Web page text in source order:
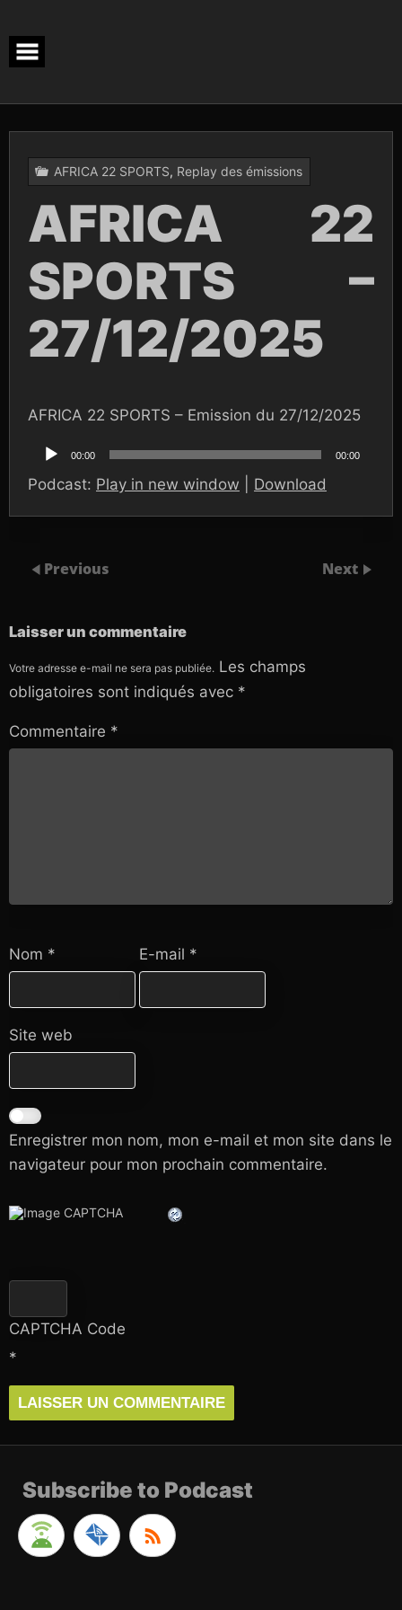
content
AFRICA 22 SPORTS, Replay des émissions
AFRICA 22
SPORTS –
27/12/2025
AFRICA 22 SPORTS – Emission du 27/12/2025
audio
00:00 00:00
Podcast: Play in new window Download
Previous Next
Laisser un commentaire
Votre adresse e-mail ne sera pas publiée. Les champs
obligatoires sont indiqués avec *
Commentaire *
Nom * E-mail *
Site web
Enregistrer mon nom, mon e-mail et mon site dans le
navigateur pour mon prochain commentaire.
CAPTCHA Code
*
Subscribe to Podcast